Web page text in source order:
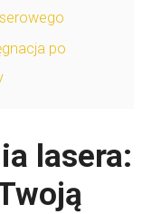
po
lasera: